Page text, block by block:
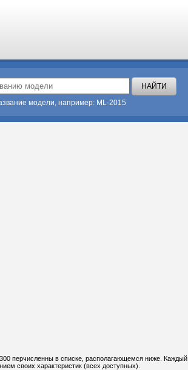
модели, например: ML-2015
перчисленны в списке, располагающемся ниже. Каждый
своих характеристик (всех доступных).